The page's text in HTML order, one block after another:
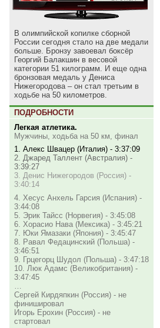
В олимпийской копилке сборной
России сегодня стало на две медали
больше. Бронзу завоевал боксёр
Георгий Балакшин в весовой
категории 51 килограмм. И еще одна
бронзовая медаль у Дениса
Нижегородова – он стал третьим в
ходьбе на 50 километров.
ПОДРОБНОСТИ
Легкая атлетика.
Мужчины, ходьба на 50 км, финал
1. Алекс Швацер (Италия) - 3:37:09
2. Джаред Таллент (Австралия) -
3:39:27
3. Денис Нижегородов (Россия) -
3:40:14
4. Хесус Анхель Гарсия (Испания) -
3:44:08
5. Эрик Тайсс (Норвегия) - 3:45:08
6. Хорасио Нава (Мексика) - 3:45:21
7. Юки Ямазаки (Япония) - 3:45:47
8. Равал Федацинский (Польша) -
3:46:51
9. Грцегорц Шудол (Польша) - 3:47:18
10. Люк Адамс (Великобритания) -
3:47:45
Сергей Кирдяпкин (Россия) - не
финишировал
Игорь Ерохин (Россия) - не
стартовал